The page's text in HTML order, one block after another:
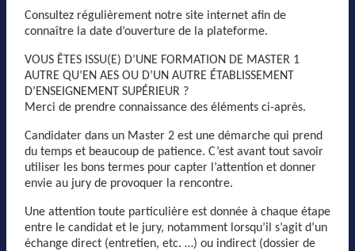
Consultez régulièrement notre site internet afin de
connaître la date d’ouverture de la plateforme.
VOUS ÊTES ISSU(E) D’UNE FORMATION DE MASTER 1
AUTRE QU’EN AES OU D’UN AUTRE ÉTABLISSEMENT
D’ENSEIGNEMENT SUPÉRIEUR ?
Merci de prendre connaissance des éléments ci-après.
Candidater dans un Master 2 est une démarche qui prend
du temps et beaucoup de patience. C’est avant tout savoir
utiliser les bons termes pour capter l’attention et donner
envie au jury de provoquer la rencontre.
Une attention toute particulière est donnée à chaque étape
entre le candidat et le jury, notamment lorsqu’il s’agit d’un
échange direct (entretien, etc. …) ou indirect (dossier de